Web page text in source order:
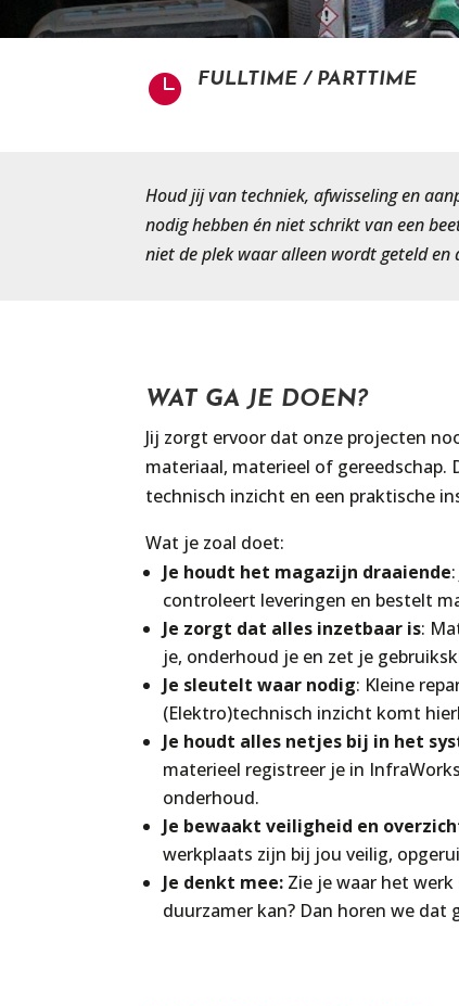
 FULLTIME / PARTTIME
Houd jij van techniek, afwisseling en
nodig hebben én niet schrikt van een
niet de plek waar alleen wordt geteld
WAT GA JE DOEN?
Jij zorgt ervoor dat onze projecten
materiaal, materieel of gereedschap.
technisch inzicht en een praktische
Wat je zoal doet:
Je houdt het magazijn draaiende
controleert leveringen en bestelt
Je zorgt dat alles inzetbaar is:
je, onderhoud je en zet je
Je sleutelt waar nodig: Kleine
(Elektro)technisch inzicht komt
Je houdt alles netjes bij in het
materieel registreer je in
onderhoud.
Je bewaakt veiligheid en
werkplaats zijn bij jou veilig,
Je denkt mee: Zie je waar het
duurzamer kan? Dan horen we dat